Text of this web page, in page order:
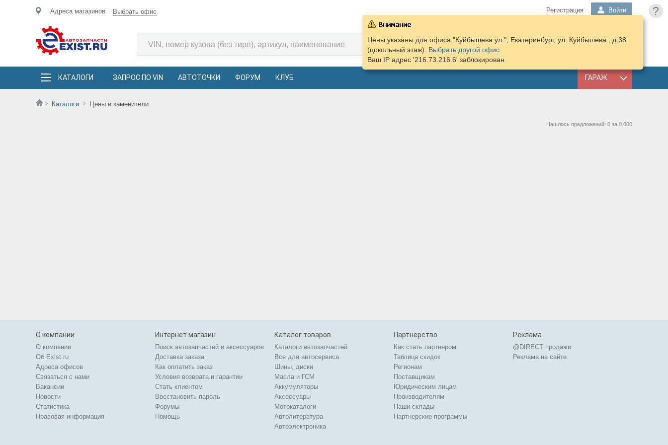
?
Адреса магазинов Выбрать офис Регистрация Войти
КОРЗИНА
ПОДОБРАТЬ
КАТАЛОГИ ЗАПРОС ПО VIN АВТОТОЧКИ ФОРУМ КЛУБ ГАРАЖ
Каталоги Цены и заменители
Цены указаны для офиса "Куйбышева ул.", Екатеринбург, ул. Куйбышева , д.38
(цокольный этаж). Выбрать другой офис
Ваш IP адрес '216.73.216.6' заблокирован.
Нашлось предложений: 0 за 0.000
О компании
О компании
Об Exist.ru
Адреса офисов
Связаться с нами
Вакансии
Новости
Статистика
Правовая информация
Интернет магазин
Поиск автозапчастей и аксессуаров
Доставка заказа
Как оплатить заказ
Условия возврата и гарантии
Стать клиентом
Восстановить пароль
Форумы
Помощь
Каталог товаров
Каталоги автозапчастей
Все для автосервиса
Шины, диски
Масла и ГСМ
Аккумуляторы
Аксессуары
Мотокаталоги
Автолитература
Автоэлектроника
Партнерство
Как стать партнером
Таблица скидок
Регионам
Поставщикам
Юридическим лицам
Производителям
Наши склады
Партнерские программы
Реклама
@DIRECT продажи
Реклама на сайте